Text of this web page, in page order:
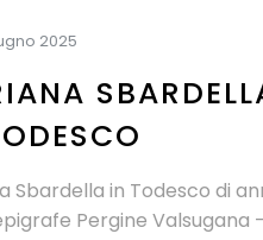
2025
Sbardella in Todesco di
Pergine Valsugana